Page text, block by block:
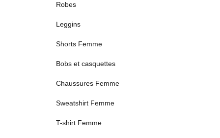
Robes
Leggins
Shorts Femme
Bobs et casquettes
Chaussures Femme
Sweatshirt Femme
T-shirt Femme